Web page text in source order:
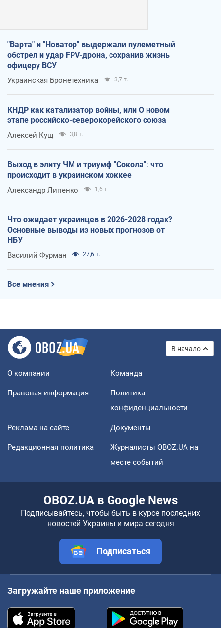
"Варта" и "Новатор" выдержали пулеметный
обстрел и удар FPV-дрона, сохранив жизнь
офицеру ВСУ
Украинская Бронетехника 3,7 т.
КНДР как катализатор войны, или О новом
этапе российско-северокорейского союза
Алексей Кущ 3,8 т.
Выход в элиту ЧМ и триумф "Сокола": что
происходит в украинском хоккее
Александр Липенко 1,6 т.
Что ожидает украинцев в 2026-2028 годах?
Основные выводы из новых прогнозов от
НБУ
Василий Фурман 27,6 т.
Все мнения
В начало
О компании Команда
Правовая информация
Политика
конфиденциальности
Реклама на сайте Документы
Редакционная политика
Журналисты OBOZ.UA на
месте событий
OBOZ.UA в Google News
Подписывайтесь, чтобы быть в курсе последних
новостей Украины и мира сегодня
Подписаться
Загружайте наше приложение